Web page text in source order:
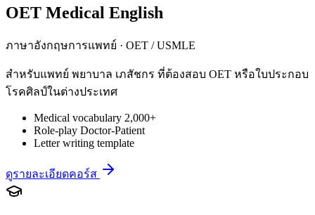
OET Medical English
ภาษาอังกฤษการแพทย์ · OET / USMLE
สำหรับแพทย์ พยาบาล เภสัชกร ที่ต้องสอบ OET หรือใบประกอบ
โรคศิลป์ในต่างประเทศ
Medical vocabulary 2,000+
Role-play Doctor-Patient
Letter writing template
ดูรายละเอียดคอร์ส